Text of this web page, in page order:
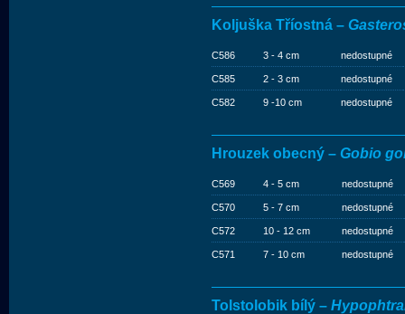
Koljuška Tříostná –
C586 3 - 4 cm nedostupné
C585 2 - 3 cm nedostupné
C582 9 -10 cm nedostupné
Hrouzek obecný – Gobio
C569 4 - 5 cm nedostupné
C570 5 - 7 cm nedostupné
C572 10 - 12 cm nedostupné
C571 7 - 10 cm nedostupné
Tolstolobik bílý –